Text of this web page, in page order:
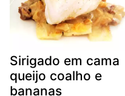
Sirigado em cama
queijo coalho e
bananas